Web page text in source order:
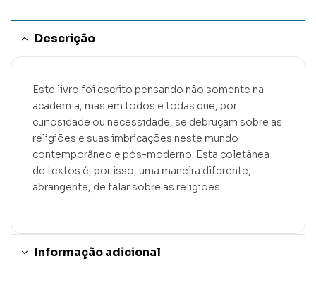
Descrição
Este livro foi escrito pensando não somente na
academia, mas em todos e todas que, por
curiosidade ou necessidade, se debruçam sobre as
religiões e suas imbricações neste mundo
contemporâneo e pós-moderno. Esta coletânea
de textos é, por isso, uma maneira diferente,
abrangente, de falar sobre as religiões.
Informação adicional